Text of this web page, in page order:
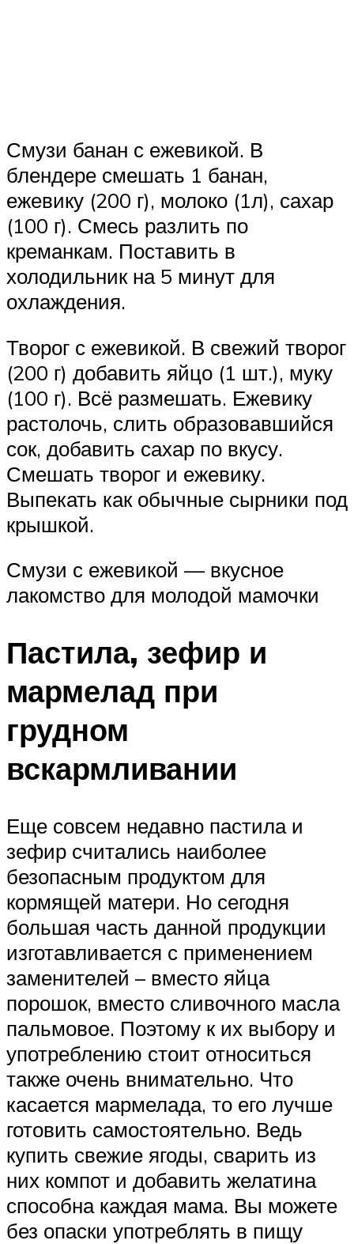
Смузи банан с ежевикой. В
блендере смешать 1 банан,
ежевику (200 г), молоко (1л), сахар
(100 г). Смесь разлить по
креманкам. Поставить в
холодильник на 5 минут для
охлаждения.
Творог с ежевикой. В свежий творог
(200 г) добавить яйцо (1 шт.), муку
(100 г). Всё размешать. Ежевику
растолочь, слить образовавшийся
сок, добавить сахар по вкусу.
Смешать творог и ежевику.
Выпекать как обычные сырники под
крышкой.
Смузи с ежевикой — вкусное
лакомство для молодой мамочки
Пастила, зефир и
мармелад при
грудном
вскармливании
Еще совсем недавно пастила и
зефир считались наиболее
безопасным продуктом для
кормящей матери. Но сегодня
большая часть данной продукции
изготавливается с применением
заменителей – вместо яйца
порошок, вместо сливочного масла
пальмовое. Поэтому к их выбору и
употреблению стоит относиться
также очень внимательно. Что
касается мармелада, то его лучше
готовить самостоятельно. Ведь
купить свежие ягоды, сварить из
них компот и добавить желатина
способна каждая мама. Вы можете
без опаски употреблять в пищу